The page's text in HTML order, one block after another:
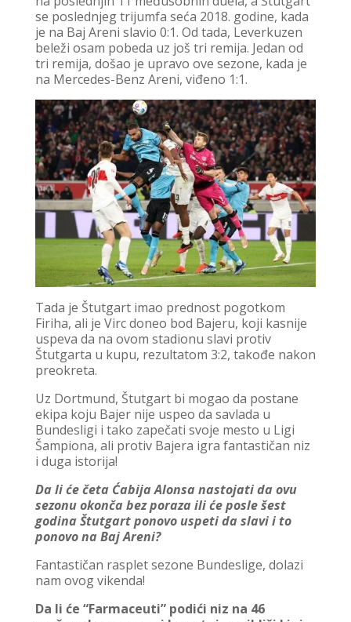
se poslednjeg trijumfa seća 2018. godine, kada
je na Baj Areni slavio 0:1. Od tada, Leverkuzen
beleži osam pobeda uz još tri remija. Jedan od
tri remija, došao je upravo ove sezone, kada je
na Mercedes-Benz Areni, viđeno 1:1.
Tada je Štutgart imao prednost pogotkom
Firiha, ali je Virc doneo bod Bajeru, koji kasnije
uspeva da na ovom stadionu slavi protiv
Štutgarta u kupu, rezultatom 3:2, takođe nakon
preokreta.
Uz Dortmund, Štutgart bi mogao da postane
ekipa koju Bajer nije uspeo da savlada u
Bundesligi i tako zapečati svoje mesto u Ligi
Šampiona, ali protiv Bajera igra fantastičan niz
i duga istorija!
Da li će četa Ćabija Alonsa nastojati da ovu
sezonu okonča bez poraza ili će posle šest
godina Štutgart ponovo uspeti da slavi i to
ponovo na Baj Areni?
Fantastičan rasplet sezone Bundeslige, dolazi
nam ovog vikenda!
Da li će “Farmaceuti” podići niz na 46